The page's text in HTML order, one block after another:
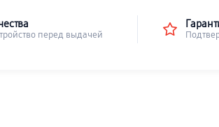
перед выдачей